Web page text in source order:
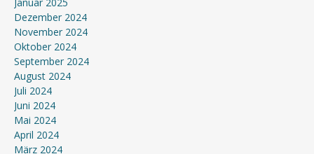
Dezember 2024
November 2024
Oktober 2024
September 2024
August 2024
Juli 2024
Juni 2024
Mai 2024
April 2024
März 2024